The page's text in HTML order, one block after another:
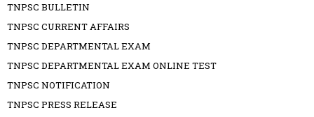
TNPSC BULLETIN
TNPSC CURRENT AFFAIRS
TNPSC DEPARTMENTAL EXAM
TNPSC DEPARTMENTAL EXAM ONLINE TEST
TNPSC NOTIFICATION
TNPSC PRESS RELEASE